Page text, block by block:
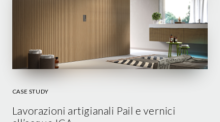
CASE STUDY
Lavorazioni artigianali Pail e vernici